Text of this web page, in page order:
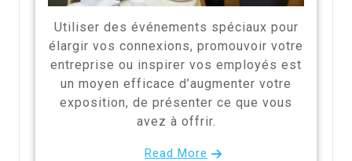
Utiliser des événements spéciaux pour
élargir vos connexions, promouvoir votre
entreprise ou inspirer vos employés est
un moyen efficace d’augmenter votre
exposition, de présenter ce que vous
avez à offrir.
Read More